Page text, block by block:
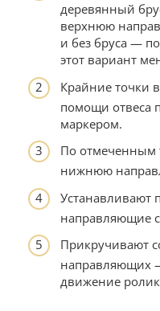
деревянный
верхнюю
и без бруса —
этот вариант
Крайние точки
помощи отвеса
маркером.
По отмеченным
нижнюю
Устанавливают
направляющие
Прикручивают
направляющих
движение